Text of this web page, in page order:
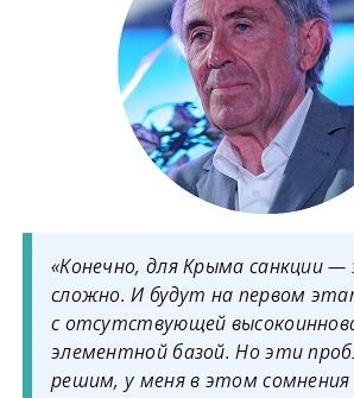
«Конечно, для Крыма санкции —
сложно. И будут на первом
с отсутствующей
элементной базой. Но эти
решим, у меня в этом